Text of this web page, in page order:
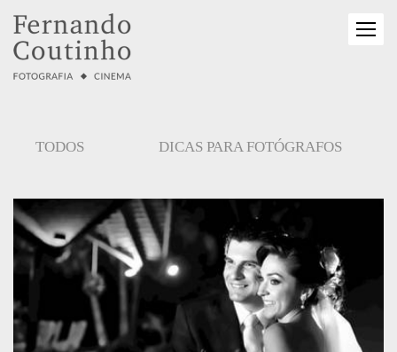
TODOS DICAS PARA FOTÓGRAFOS